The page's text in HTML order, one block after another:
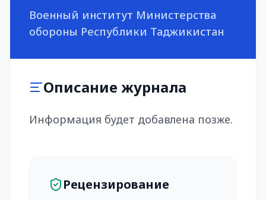
Военный институт Министерства
обороны Республики Таджикистан
Описание журнала
Информация будет добавлена позже.
Рецензирование